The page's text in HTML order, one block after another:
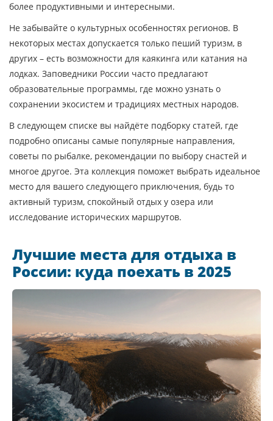
более продуктивными и интересными.
Не забывайте о культурных особенностях регионов. В
некоторых местах допускается только пеший туризм, в
других – есть возможности для каякинга или катания на
лодках. Заповедники России часто предлагают
образовательные программы, где можно узнать о
сохранении экосистем и традициях местных народов.
В следующем списке вы найдёте подборку статей, где
подробно описаны самые популярные направления,
советы по рыбалке, рекомендации по выбору снастей и
многое другое. Эта коллекция поможет выбрать идеальное
место для вашего следующего приключения, будь то
активный туризм, спокойный отдых у озера или
исследование исторических маршрутов.
Лучшие места для отдыха в
России: куда поехать в 2025